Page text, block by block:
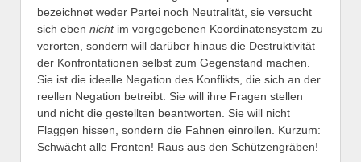
bezeichnet weder Partei noch Neutralität, sie versucht
sich eben nichtim vorgegebenen Koordinatensystem zu
verorten, sondern will darüber hinaus die Destruktivität
der Konfrontationen selbst zum Gegenstand machen.
Sie ist die ideelle Negation des Konflikts, die sich an der
reellen Negation betreibt. Sie will ihre Fragen stellen
und nicht die gestellten beantworten. Sie will nicht
Flaggen hissen, sondern die Fahnen einrollen. Kurzum:
Schwächt alle Fronten! Raus aus den Schützengräben!